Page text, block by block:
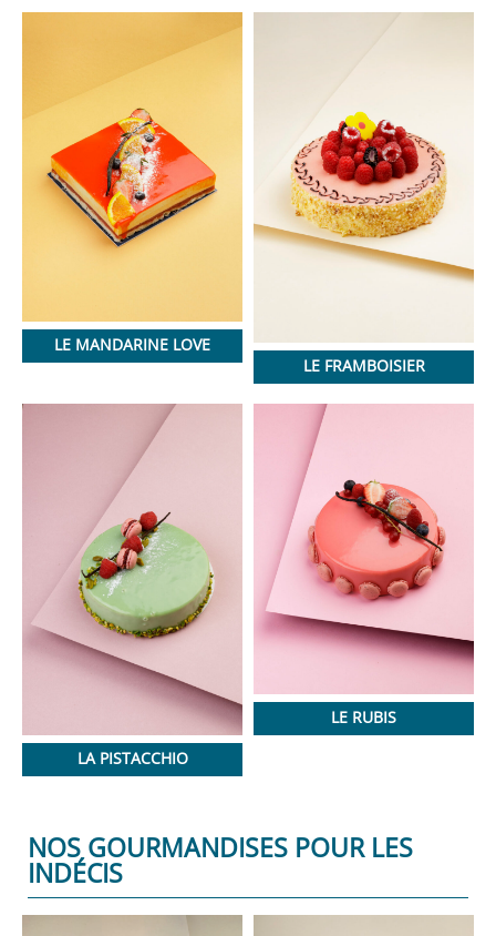
LE MANDARINE LOVE
LE FRAMBOISIER
LA PISTACCHIO
LE RUBIS
NOS GOURMANDISES POUR LES
INDÉCIS